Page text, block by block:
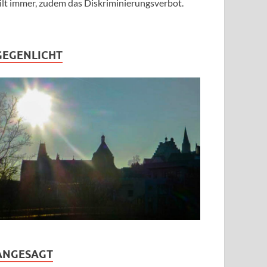
immer, zudem das Diskriminierungsverbot.